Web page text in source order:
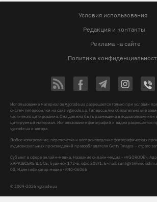
Условия использования
Редакция и контакты
Реклама на сайте
Политика
© 2009-2026 vgorode.ua
Использование материалов Vgorode.ua разрешается только при условии
систем гиперссылки на сайт vgorode.ua. Гиперссылка обязательна вне
частичного цитирования. Она должна быть размещена в подзаголовке или
цитируемый материал. Использование фотографий и видео разрешается
vgorode.ua и автора.
Любое копирование, перепечатка и воспроизведение фотографических
аудиовизуальных произведений правообладателя Getty Images – строго
Субъект в сфере онлайн-медиа, Название онлайн-медиа - «VGORODE»,
ХАРКІВСЬКЕ ШОСЕ, будинок 172-Б, офіс 208/1, E-mail:
00, Идентификатор медиа - R40-06066